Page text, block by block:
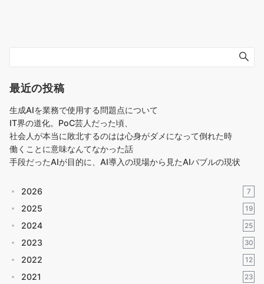
最近の投稿
生成AIを業務で使用する問題点について
IT界の道化。PoC芸人だった頃、
社会人が本当に敗北するのはは心身がダメになって倒れた時
働くことに意味なんてなかった話
手段だったAIが目的に、AI導入の現場から見たAIバブルの現状
2026 7
2025 19
2024 25
2023 30
2022 12
2021 23